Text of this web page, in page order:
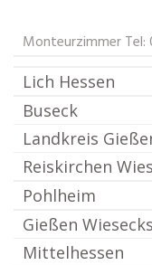
Monteurzimmer Tel:
Lich Hessen
Buseck
Landkreis
Reiskirchen
Pohlheim
Gießen
Mittelhessen